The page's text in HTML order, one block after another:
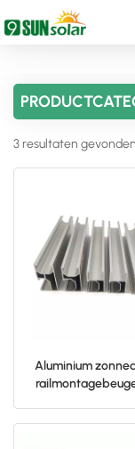
Ontvang
3 resultaten
Aluminium